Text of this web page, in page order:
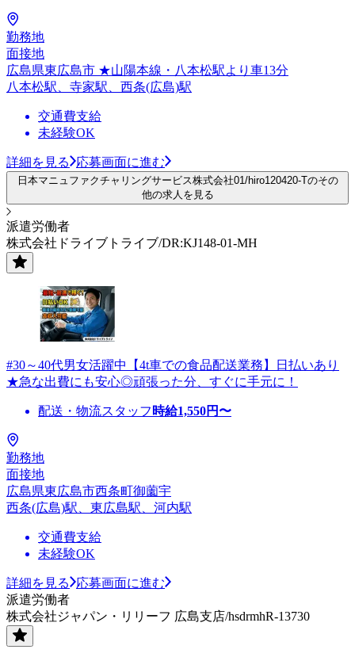
勤務地
面接地
広島県東広島市 ★山陽本線・八本松駅より車13分
八本松駅、寺家駅、西条(広島)駅
交通費支給
未経験OK
詳細を見る 応募画面に進む
日本マニュファクチャリングサービス株式会社01/hiro120420-Tのその
他の求人を見る
派遣労働者
株式会社ドライブトライブ/DR:KJ148-01-MH
#30～40代男女活躍中【4t車での食品配送業務】日払いあり
★急な出費にも安心◎頑張った分、すぐに手元に！
配送・物流スタッフ 時給1,550円〜
勤務地
面接地
広島県東広島市西条町御薗宇
西条(広島)駅、東広島駅、河内駅
交通費支給
未経験OK
詳細を見る
応募画面に進む
派遣労働者
株式会社ジャパン・リリーフ 広島支店/hsdrmhR-13730